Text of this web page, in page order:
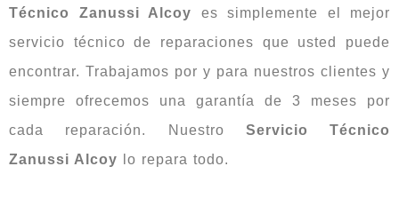
Técnico Zanussi Alcoy es simplemente el mejor
servicio técnico de reparaciones que usted puede
encontrar. Trabajamos por y para nuestros clientes y
siempre ofrecemos una garantía de 3 meses por
cada reparación. Nuestro Servicio Técnico
Zanussi Alcoy lo repara todo.